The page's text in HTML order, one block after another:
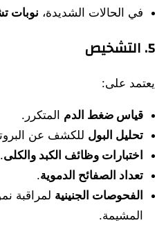
في الحالات الشديدة، نوبات
5. التشخيص
يعتمد على:
قياس ضغط الدم المتكرر.
تحليل البول للكشف عن
اختبارات وظائف الكبد والكلى.
تعداد الصفائح الدموية.
الفحوصات الجنينية لمراقبة
المشيمة.